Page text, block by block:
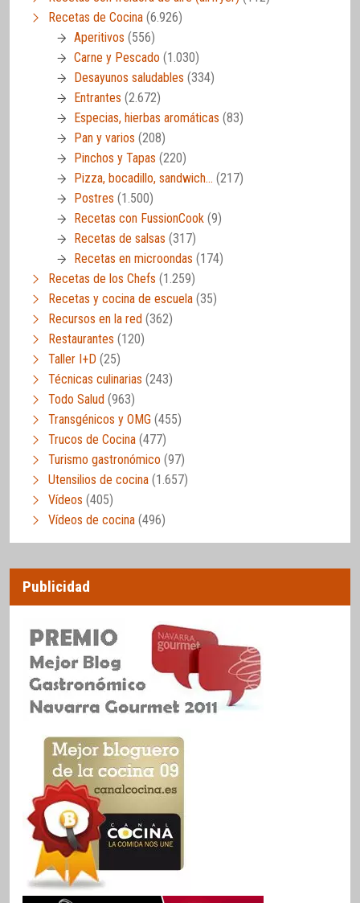
Recetas de Cocina (6.926)
Aperitivos (556)
Carne y Pescado (1.030)
Desayunos saludables (334)
Entrantes (2.672)
Especias, hierbas aromáticas (83)
Pan y varios (208)
Pinchos y Tapas (220)
Pizza, bocadillo, sandwich… (217)
Postres (1.500)
Recetas con FussionCook (9)
Recetas de salsas (317)
Recetas en microondas (174)
Recetas de los Chefs (1.259)
Recetas y cocina de escuela (35)
Recursos en la red (362)
Restaurantes (120)
Taller I+D (25)
Técnicas culinarias (243)
Todo Salud (963)
Transgénicos y OMG (455)
Trucos de Cocina (477)
Turismo gastronómico (97)
Utensilios de cocina (1.657)
Vídeos (405)
Vídeos de cocina (496)
Publicidad